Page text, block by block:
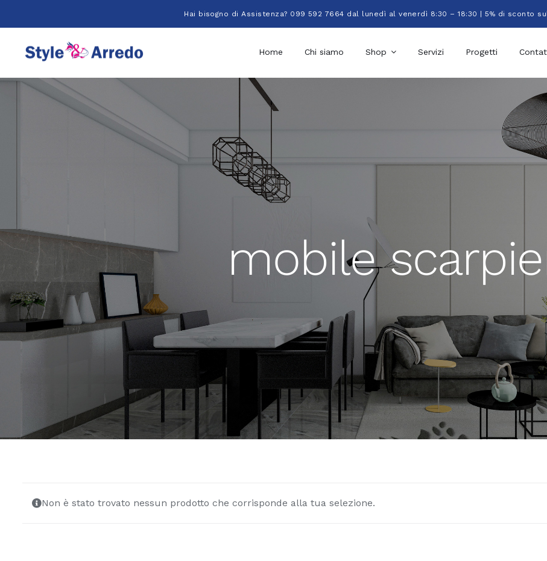
Hai bisogno di Assistenza? 099 592 7664 dal lunedì al venerdì 8:30 – 18:30 | 5% di sconto
Home Chi siamo Shop Servizi Progetti
mobile
Non è stato trovato nessun prodotto che corrisponde alla tua selezione.